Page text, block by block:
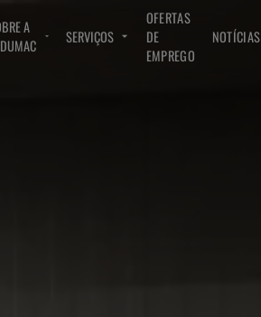
A
SERVIÇOS
OFERTAS
DE
EMPREGO
NOTÍCIAS